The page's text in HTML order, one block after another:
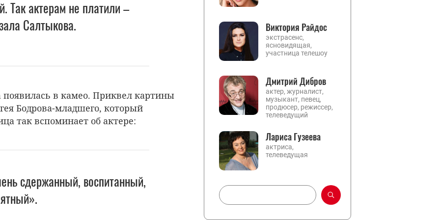
Так актерам не платили –
Салтыкова.
в камео. Приквел картины
Бодрова-младшего, который
так вспоминает об актере:
сдержанный, воспитанный,
Виктория Райдос
экстрасенс,
ясновидящая,
участница телешоу
Дмитрий Дибров
актер, журналист,
музыкант, певец,
продюсер, режиссер,
телеведущий
Лариса Гузеева
актриса,
телеведущая